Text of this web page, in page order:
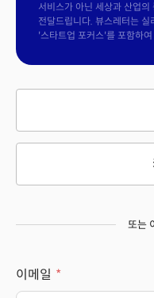
서비스가 아닌 세상과 산업
전달드립니다. 뷰스레터는
'스타트업 포커스'를 포함하
또는
이메일